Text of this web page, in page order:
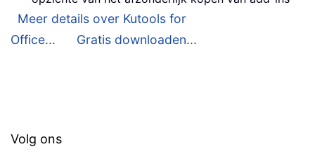
Meer details over Kutools for
Office...
Gratis downloaden...
Volg ons